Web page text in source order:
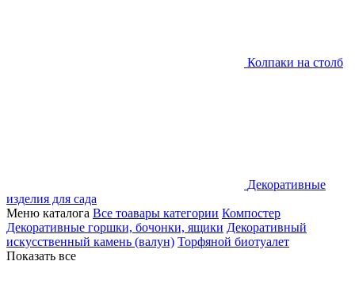
Колпаки на столб
Декоративные
изделия для сада
Меню каталога Все тоавары категории Компостер
Декоративные горшки, бочонки, ящики Декоративный
искусственный камень (валун) Торфяной биотуалет
Показать все